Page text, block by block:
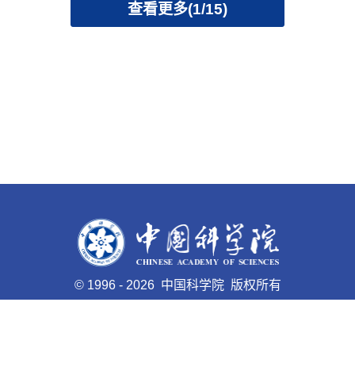
查看更多(1/15)
© 1996 - 2026 中国科学院 版权所有